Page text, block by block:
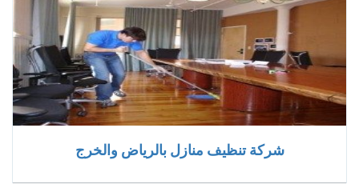
شركة تنظيف منازل بالرياض والخرج